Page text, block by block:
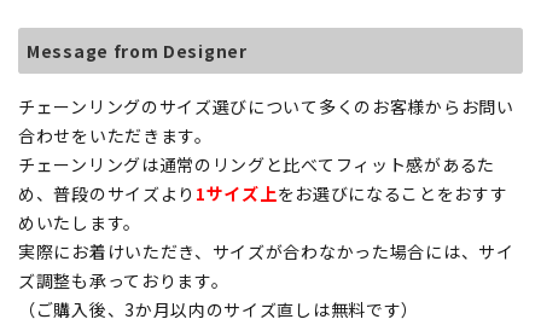
Message from Designer
チェーンリングのサイズ選びについて多くのお客様からお問い
合わせをいただきます。
チェーンリングは通常のリングと比べてフィット感があるた
め、普段のサイズより 1サイズ上をお選びになることをおすす
めいたします。
実際にお着けいただき、サイズが合わなかった場合には、サイ
ズ調整も承っております。
（ご購入後、3か月以内のサイズ直しは無料です）